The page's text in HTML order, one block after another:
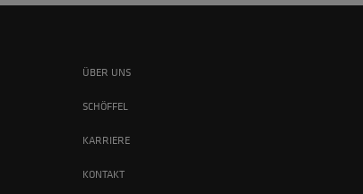
ÜBER UNS
SCHÖFFEL
KARRIERE
KONTAKT